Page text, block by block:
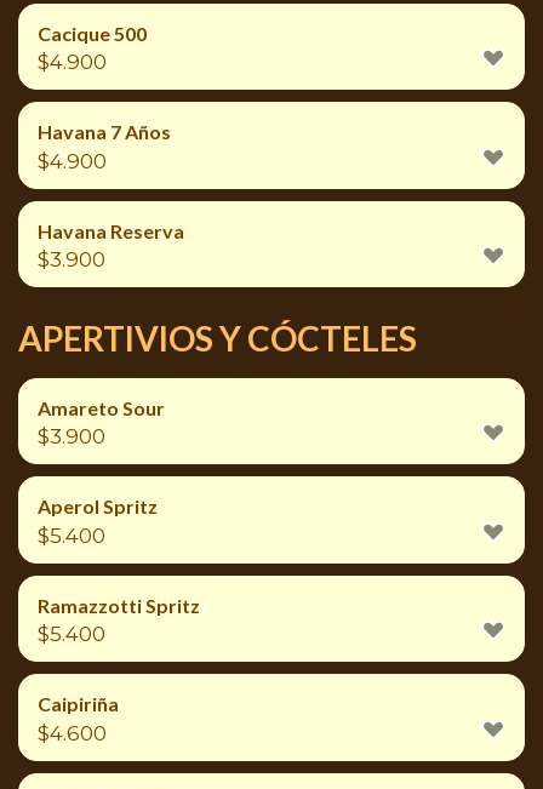
Cacique 500
$4.900
Havana 7 Años
$4.900
Havana Reserva
$3.900
APERTIVIOS Y CÓCTELES
Amareto Sour
$3.900
Aperol Spritz
$5.400
Ramazzotti Spritz
$5.400
Caipiriña
$4.600